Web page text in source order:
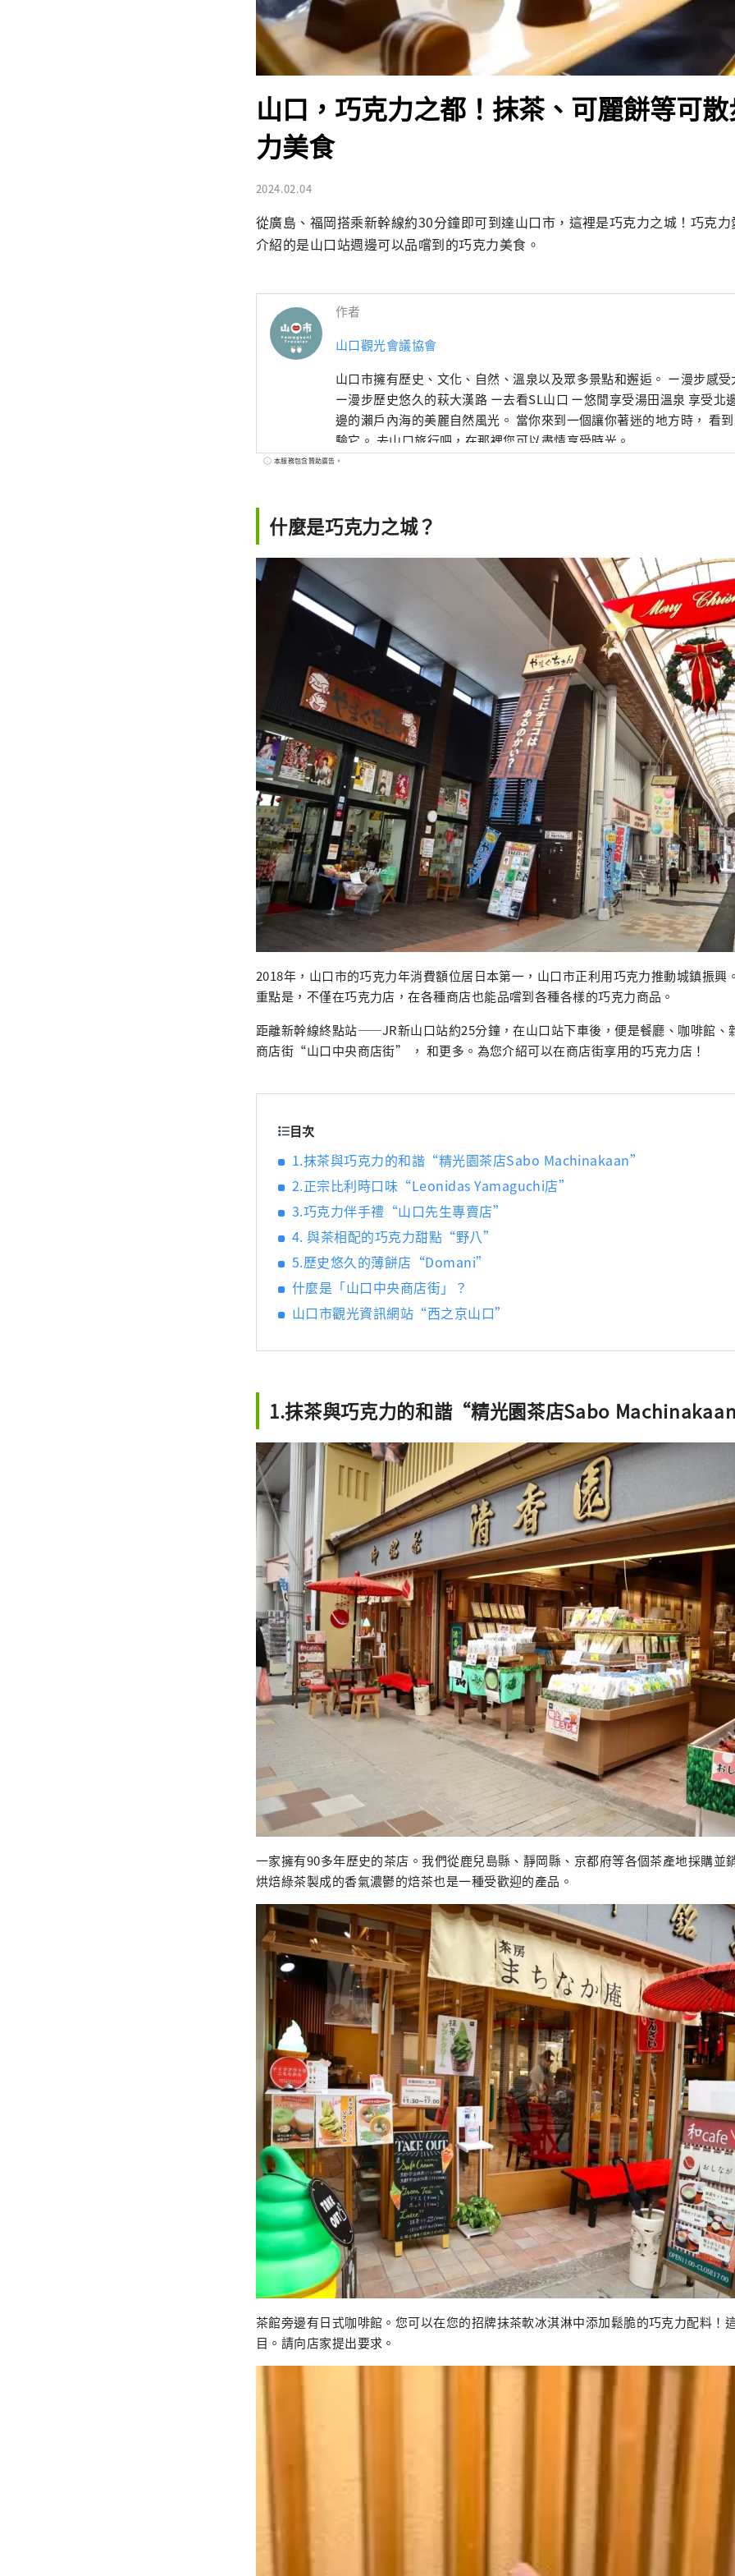
山口，巧克力之都！抹茶、可麗餅等可
力美食
2024.02.04
從廣島、福岡搭乘新幹線約30分鐘即可到達山口市，這裡是巧克力之城！巧克
介紹的是山口站週邊可以品嚐到的巧克力美食。
作者
山口觀光會議協會
山口市擁有歷史、文化、自然、溫泉以及眾多景點和邂逅。 ー漫步感
ー漫步歷史悠久的萩大漢路 ー去看SL山口 ー悠閒享受湯田溫泉 享受北
邊的瀨戶內海的美麗自然風光。 當你來到一個讓你著迷的地方時， 看
驗它。 去山口旅行吧，在那裡您可以盡情享受時光。
本服務包含贊助廣告。
什麼是巧克力之城？
2018年，山口市的巧克力年消費額位居日本第一，山口市正利用巧克力推動城鎮振興
重點是，不僅在巧克力店，在各種商店也能品嚐到各種各樣的巧克力商品。
距離新幹線終點站——JR新山口站約25分鐘，在山口站下車後，便是餐廳、咖啡館、
商店街“山口中央商店街” ， 和更多。為您介紹可以在商店街享用的巧克力店！
目次
1.抹茶與巧克力的和諧“精光園茶店Sabo Machinakaan”
2.正宗比利時口味“Leonidas Yamaguchi店”
3.巧克力伴手禮“山口先生專賣店”
4. 與茶相配的巧克力甜點“野八”
5.歷史悠久的薄餅店“Domani”
什麼是「山口中央商店街」？
山口市觀光資訊網站“西之京山口”
1.抹茶與巧克力的和諧“精光園茶店Sabo
一家擁有90多年歷史的茶店。我們從鹿兒島縣、靜岡縣、京都府等各個茶產地採購並
烘焙綠茶製成的香氣濃鬱的焙茶也是一種受歡迎的產品。
茶館旁邊有日式咖啡館。您可以在您的招牌抹茶軟冰淇淋中添加鬆脆的巧克力配料！
目。請向店家提出要求。